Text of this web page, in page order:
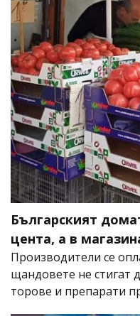
Българският
цента, а в
Производители се
щандовете не стигат
торове и препарати